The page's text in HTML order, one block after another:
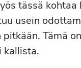
tässä kohtaa
usein
Tämä
kallista.